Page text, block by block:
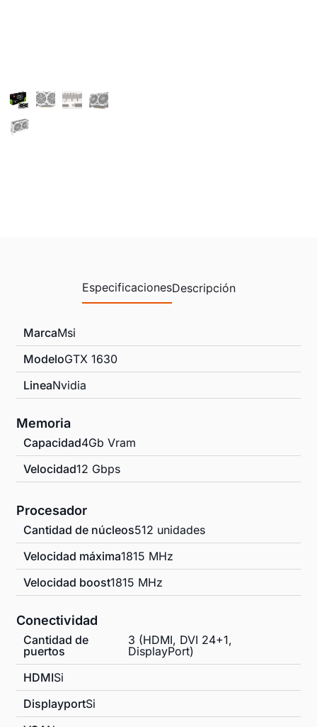
EspecificacionesDescripción
MarcaMsi
ModeloGTX 1630
LineaNvidia
Memoria
Capacidad4Gb Vram
Velocidad12 Gbps
Procesador
Cantidad de núcleos512 unidades
Velocidad máxima1815 MHz
Velocidad boost1815 MHz
Conectividad
Cantidad de
puertos
3 (HDMI, DVI 24+1,
DisplayPort)
HDMISi
DisplayportSi